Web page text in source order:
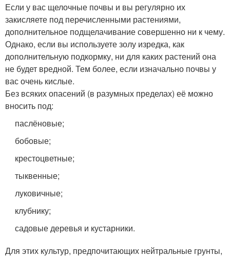
Если у вас щелочные почвы и вы регулярно их
закисляете под перечисленными растениями,
дополнительное подщелачивание совершенно ни к чему.
Однако, если вы используете золу изредка, как
дополнительную подкормку, ни для каких растений она
не будет вредной. Тем более, если изначально почвы у
вас очень кислые.
Без всяких опасений (в разумных пределах) её можно
вносить под:
паслёновые;
бобовые;
крестоцветные;
тыквенные;
луковичные;
клубнику;
садовые деревья и кустарники.
Для этих культур, предпочитающих нейтральные грунты,